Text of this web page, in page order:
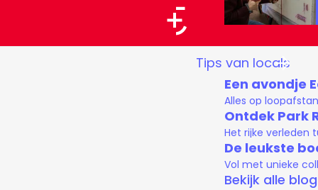
G
r
Tips van locals
Een avondje
Alles op
Ontdek Park
Het rijke verleden
De leukste
Vol met unieke
Bekijk alle